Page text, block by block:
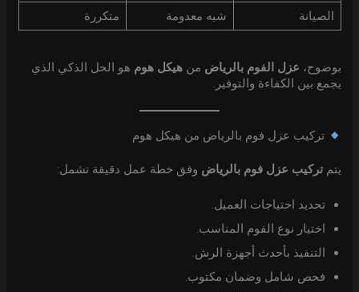
الصيانة
شبه معدومة متكررة
بوضوح، عزل الفوم بالرياض منهيكل هوم هو الحل الذكي الذي
يجمع بين الكفاءة والتوفير.
تركيب عزل فوم بالرياض من هيكل هوم
يتمتركيب عزل فوم بالرياض وفق خطة عمل دقيقة تشمل:
تحديد احتياجات العميل.
اختيار نوع الفوم المناسب.
التنفيذ بأحدث أجهزة الرش.
فحص شامل وضمان مكتوب.